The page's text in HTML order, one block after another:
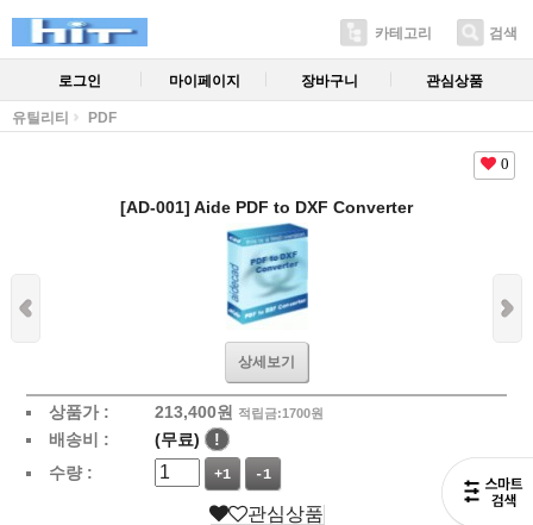
카테고리 검색
로그인 마이페이지 장바구니 관심상품
유틸리티 PDF
0
[AD-001] Aide PDF to DXF Converter
상세보기
상품가 : 213,400원 적립금:1700원
배송비 : (무료)
!
수량 :
+1 -1
관심상품